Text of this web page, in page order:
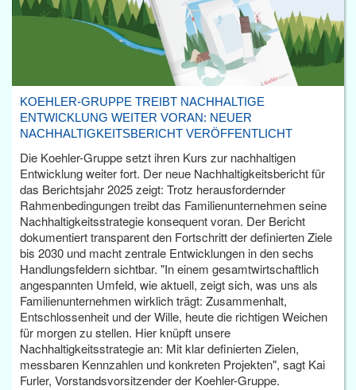
KOEHLER-GRUPPE TREIBT NACHHALTIGE
ENTWICKLUNG WEITER VORAN: NEUER
NACHHALTIGKEITSBERICHT VERÖFFENTLICHT
Die Koehler-Gruppe setzt ihren Kurs zur nachhaltigen
Entwicklung weiter fort. Der neue Nachhaltigkeitsbericht für
das Berichtsjahr 2025 zeigt: Trotz herausfordernder
Rahmenbedingungen treibt das Familienunternehmen seine
Nachhaltigkeitsstrategie konsequent voran. Der Bericht
dokumentiert transparent den Fortschritt der definierten Ziele
bis 2030 und macht zentrale Entwicklungen in den sechs
Handlungsfeldern sichtbar. "In einem gesamtwirtschaftlich
angespannten Umfeld, wie aktuell, zeigt sich, was uns als
Familienunternehmen wirklich trägt: Zusammenhalt,
Entschlossenheit und der Wille, heute die richtigen Weichen
für morgen zu stellen. Hier knüpft unsere
Nachhaltigkeitsstrategie an: Mit klar definierten Zielen,
messbaren Kennzahlen und konkreten Projekten", sagt Kai
Furler, Vorstandsvorsitzender der Koehler-Gruppe.